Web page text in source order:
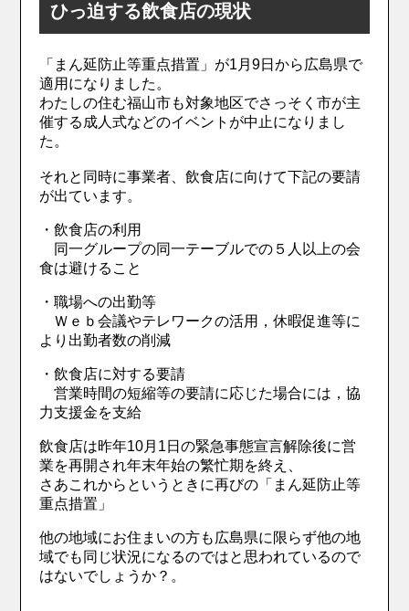
ひっ迫する飲食店の現状
「まん延防止等重点措置」が1月9日から広島県で
適用になりました。
わたしの住む福山市も対象地区でさっそく市が主
催する成人式などのイベントが中止になりまし
た。
それと同時に事業者、飲食店に向けて下記の要請
が出ています。
・飲食店の利用
同一グループの同一テーブルでの５人以上の会
食は避けること
・職場への出勤等
Ｗｅｂ会議やテレワークの活用，休暇促進等に
より出勤者数の削減
・飲食店に対する要請
営業時間の短縮等の要請に応じた場合には，協
力支援金を支給
飲食店は昨年10月1日の緊急事態宣言解除後に営
業を再開され年末年始の繁忙期を終え、
さあこれからというときに再びの「まん延防止等
重点措置」
他の地域にお住まいの方も広島県に限らず他の地
域でも同じ状況になるのではと思われているので
はないでしょうか？。